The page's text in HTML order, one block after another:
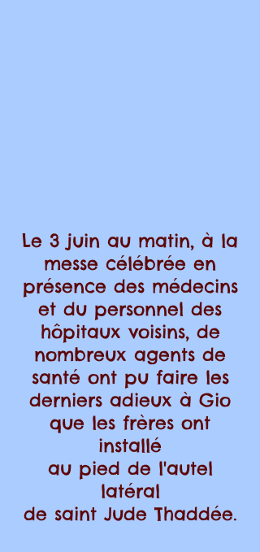
Le 3 juin au matin, à la
messe célébrée en
présence des médecins
et du personnel des
hôpitaux voisins, de
nombreux agents de
santé ont pu faire les
derniers adieux à Gio
que les frères ont
installé
au pied de l'autel
latéral
de saint Jude Thaddée.